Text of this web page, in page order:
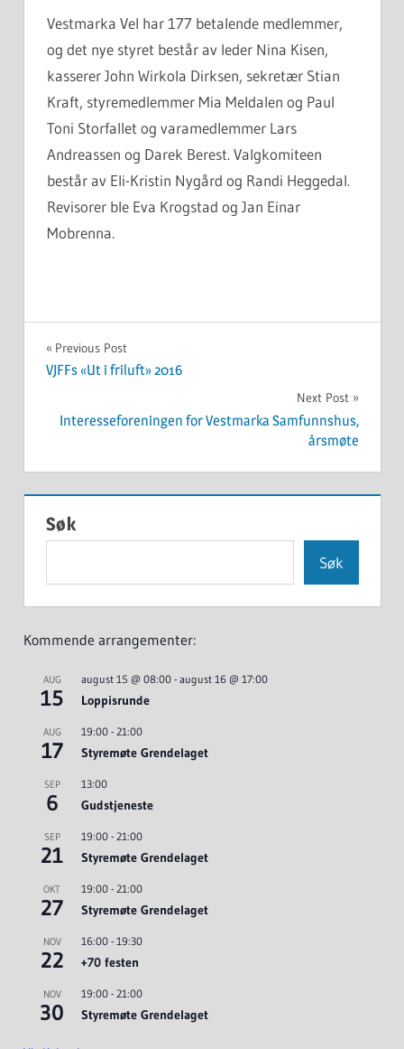
Vestmarka Vel har 177 betalende medlemmer,
og det nye styret består av leder Nina Kisen,
kasserer John Wirkola Dirksen, sekretær Stian
Kraft, styremedlemmer Mia Meldalen og Paul
Toni Storfallet og varamedlemmer Lars
Andreassen og Darek Berest. Valgkomiteen
består av Eli-Kristin Nygård og Randi Heggedal.
Revisorer ble Eva Krogstad og Jan Einar
Mobrenna.
UKATEGORISERT
Innleggsnavigasjon
Previous Post
VJFFs «Ut i friluft» 2016
Next Post
Interesseforeningen for Vestmarka Samfunnshus,
årsmøte
Søk
Søk
Kommende arrangementer:
AUG
15
august 15 @ 08:00- august 16 @ 17:00
Loppisrunde
AUG
17
19:00- 21:00
Styremøte Grendelaget
SEP
6
13:00
Gudstjeneste
SEP
21
19:00- 21:00
Styremøte Grendelaget
OKT
27
19:00- 21:00
Styremøte Grendelaget
NOV
22
16:00- 19:30
+70 festen
NOV
30
19:00- 21:00
Styremøte Grendelaget